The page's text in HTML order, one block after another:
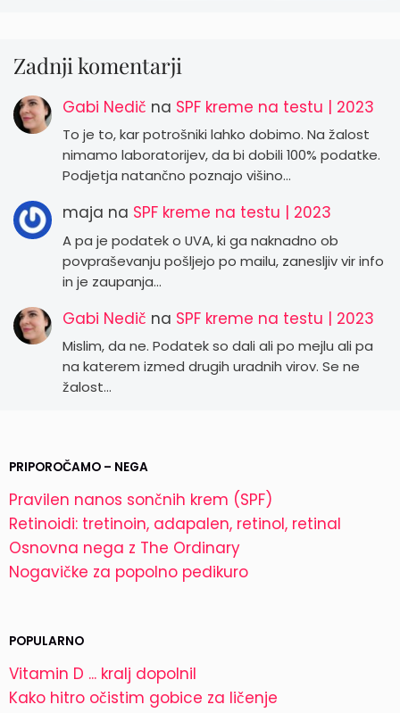
Zadnji komentarji
Gabi Nedič na SPF kreme na testu | 2023
To je to, kar potrošniki lahko dobimo. Na žalost
nimamo laboratorijev, da bi dobili 100% podatke.
Podjetja natančno poznajo višino…
maja na SPF kreme na testu | 2023
A pa je podatek o UVA, ki ga naknadno ob
povpraševanju pošljejo po mailu, zanesljiv vir info
in je zaupanja…
Gabi Nedič na SPF kreme na testu | 2023
Mislim, da ne. Podatek so dali ali po mejlu ali pa
na katerem izmed drugih uradnih virov. Se ne
žalost…
PRIPOROČAMO – NEGA
Pravilen nanos sončnih krem (SPF)
Retinoidi: tretinoin, adapalen, retinol, retinal
Osnovna nega z The Ordinary
Nogavičke za popolno pedikuro
POPULARNO
Vitamin D ... kralj dopolnil
Kako hitro očistim gobice za ličenje